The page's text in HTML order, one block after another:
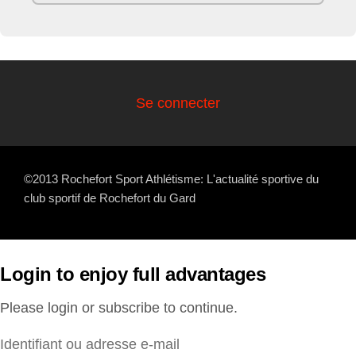
Se connecter
©2013 Rochefort Sport Athlétisme: L'actualité sportive du
club sportif de Rochefort du Gard
Login to enjoy full advantages
Please login or subscribe to continue.
Identifiant ou adresse e-mail